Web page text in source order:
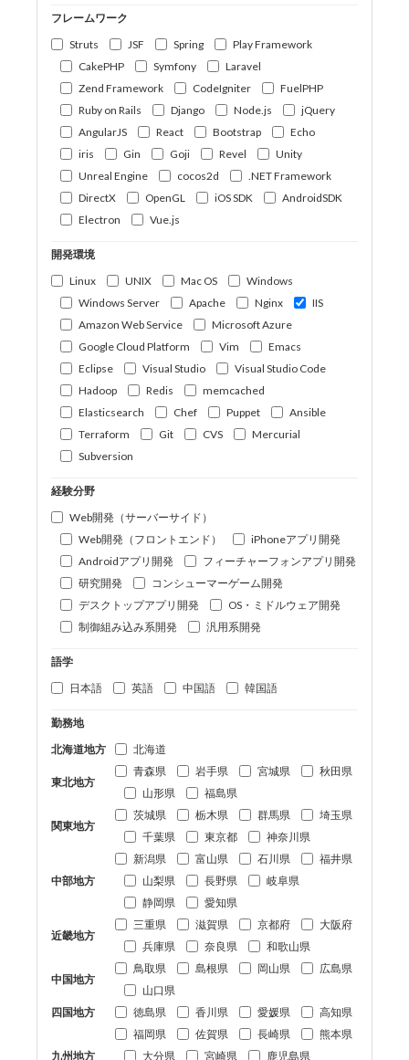
フレームワーク
Struts
JSF Spring
Play Framework
CakePHP
Symfony
Laravel
Zend Framework
CodeIgniter
FuelPHP
Ruby on Rails
Django Node.js
jQuery
AngularJS
React Bootstrap
Echo
iris
Gin Goji Revel
Unity
Unreal Engine
cocos2d
.NET Framework
DirectX
OpenGL iOS SDK
AndroidSDK
Electron
Vue.js
開発環境
Linux
UNIX Mac OS
Windows
Windows Server
Apache Nginx
IIS
Amazon Web Service
Microsoft Azure
Google Cloud Platform
Vim
Emacs
Eclipse
Visual Studio
Visual Studio Code
Hadoop
Redis
memcached
Elasticsearch
Chef Puppet
Ansible
Terraform
Git CVS
Mercurial
Subversion
経験分野
Web開発（サーバーサイド）
Web開発（フロントエンド）
iPhoneアプリ開発
Androidアプリ開発
フィーチャーフォンアプリ開発
研究開発
コンシューマーゲーム開発
デスクトップアプリ開発
OS・ミドルウェア開発
制御組み込み系開発
汎用系開発
語学
日本語
英語 中国語 韓国語
勤務地
北海道地方
北海道
東北地方
青森県 岩手県 宮城県
秋田県
山形県
福島県
関東地方
茨城県 栃木県 群馬県
埼玉県
千葉県
東京都 神奈川県
中部地方
新潟県 富山県 石川県
福井県
山梨県
長野県
岐阜県
静岡県
愛知県
近畿地方
三重県 滋賀県 京都府
大阪府
兵庫県
奈良県 和歌山県
中国地方
鳥取県 島根県 岡山県
広島県
山口県
四国地方
徳島県 香川県 愛媛県 高知県
九州地方
福岡県 佐賀県 長崎県
熊本県
大分県
宮崎県
鹿児島県